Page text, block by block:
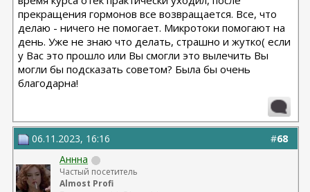
прекращения гормонов все возвращается. Все, что
делаю - ничего не помогает. Микротоки помогают на
день. Уже не знаю что делать, страшно и жутко( если
у Вас это прошло или Вы смогли это вылечить Вы
могли бы подсказать советом? Была бы очень
благодарна!
#68
06.11.2023, 16:16
Аннна
Частый посетитель
Almost Profi